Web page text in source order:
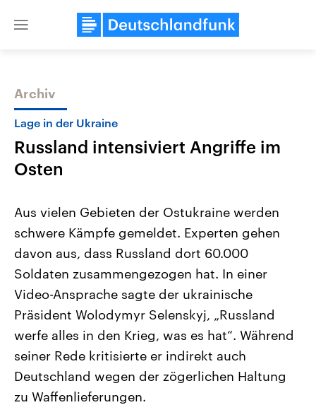
Close
Themen
USA
Aktuelle Beiträge, Analysen und
Hintergründe
Wirtschaftlich und militärisch
gehören die Vereinigten Staaten zu
den mächtigsten Ländern der Erde,
mit großem Einfluss auf das
aktuelle Weltgeschehen.
Nahostkonflikt
Aktuelle Lage und
Der Überfall der
Terrororganisation Hamas
Oktober 2023 auf Israel
Region wieder die Gewalt
Israel möchte die Hamas
Diese wird wie die
Libanon vom Iran
Sendungen Programm Podcasts
Audio-Archiv
Archiv
Lage in der Ukraine
Russland intensiviert Angriffe im
Osten
Aus vielen Gebieten der Ostukraine werden
schwere Kämpfe gemeldet. Experten gehen
davon aus, dass Russland dort 60.000
Soldaten zusammengezogen hat. In einer
Video-Ansprache sagte der ukrainische
Präsident Wolodymyr Selenskyj, „Russland
werfe alles in den Krieg, was es hat“. Während
seiner Rede kritisierte er indirekt auch
Deutschland wegen der zögerlichen Haltung
zu Waffenlieferungen.